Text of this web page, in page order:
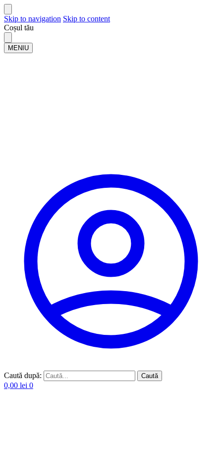
Skip to navigation Skip to content
Coșul tău
MENIU
Caută după: Caută
0,00 lei 0